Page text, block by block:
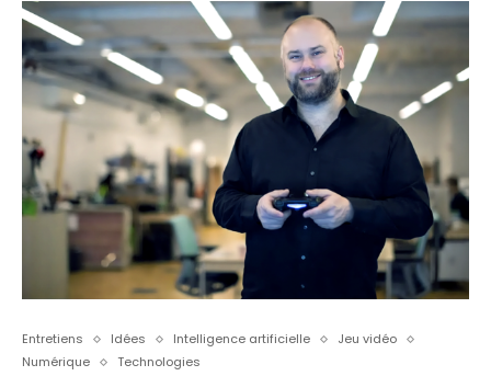
Entretiens Idées Intelligence artificielle
Jeu vidéo
Numérique
Technologies